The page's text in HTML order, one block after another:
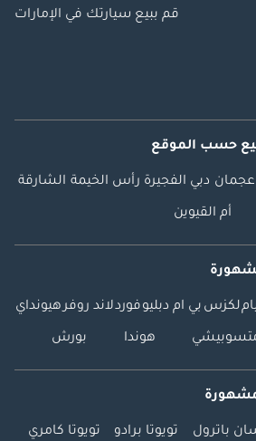
قم ببيع سيارتك في الإمارات
حسب الموقع
عجمان دبي الفجيرة رأس الخيمة الشارقة
أم القيوين
لكزس بي ام دبليوفوردلاند روفرهيونداي
هوندا بورش
باترول تويوتا برادو تويوتا كامري